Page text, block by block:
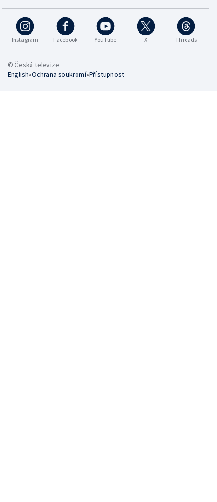
Instagram Facebook YouTube X Threads
© Česká televize
English•Ochrana soukromí•Přístupnost